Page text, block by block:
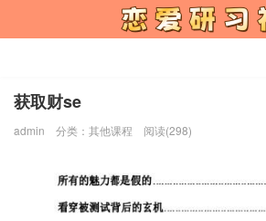
获取财se
admin 分类： 其他课程 阅读(298)